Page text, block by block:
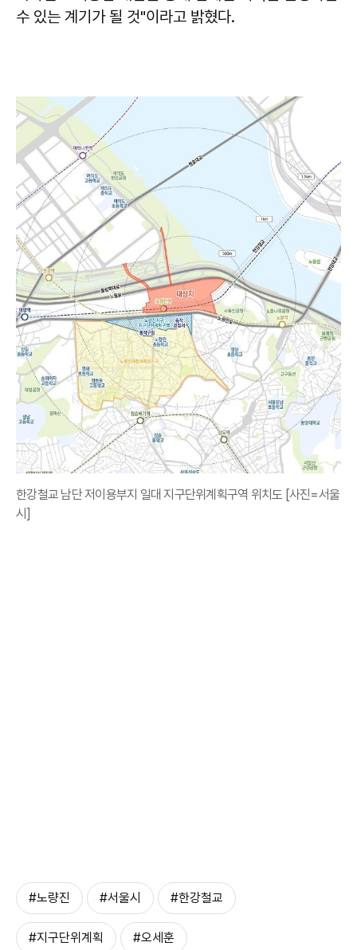
수 있는 계기가 될 것"이라고 밝혔다.
한강철교 남단 저이용부지 일대 지구단위계획구역 위치도 [사진=서울
시]
#노량진 #서울시 #한강철교
#지구단위계획 #오세훈